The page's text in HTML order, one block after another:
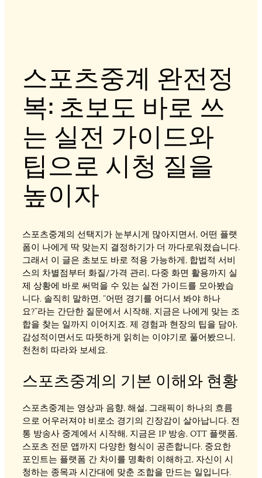
스포츠중계 완전정
복: 초보도 바로 쓰
는 실전 가이드와
팁으로 시청 질을
높이자
스포츠중계의 선택지가 눈부시게 많아지면서, 어떤 플랫
폼이 나에게 딱 맞는지 결정하기가 더 까다로워졌습니다.
그래서 이 글은 초보도 바로 적용 가능하게, 합법적 서비
스의 차별점부터 화질/가격 관리, 다중 화면 활용까지 실
제 상황에 바로 써먹을 수 있는 실전 가이드를 모아봤습
니다. 솔직히 말하면, “어떤 경기를 어디서 봐야 하나
요?”라는 간단한 질문에서 시작해, 지금은 나에게 맞는 조
합을 찾는 일까지 이어지죠. 제 경험과 현장의 팁을 담아,
감성적이면서도 따뜻하게 읽히는 이야기로 풀어봤으니,
천천히 따라와 보세요.
스포츠중계의 기본 이해와 현황
스포츠중계는 영상과 음향, 해설, 그래픽이 하나의 흐름
으로 어우러져야 비로소 경기의 긴장감이 살아납니다. 전
통 방송사 중계에서 시작해, 지금은 IP 방송, OTT 플랫폼,
스포츠 전문 앱까지 다양한 형식이 공존합니다. 중요한
포인트는 플랫폼 간 차이를 명확히 이해하고, 자신이 시
청하는 종목과 시간대에 맞춘 조합을 만드는 일입니다.